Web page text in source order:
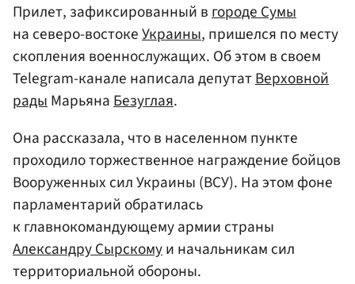
Прилет, зафиксированный вгороде Сумы
на северо-востокеУкраины, пришелся по месту
скопления военнослужащих. Об этом в своем
Telegram-канале написала депутатВерховной
радыМарьянаБезуглая.
Она рассказала, что в населенном пункте
проходило торжественное награждение бойцов
Вооруженных сил Украины (ВСУ). На этом фоне
парламентарий обратилась
к главнокомандующему армии страны
Александру Сырскомуи начальникам сил
территориальной обороны.